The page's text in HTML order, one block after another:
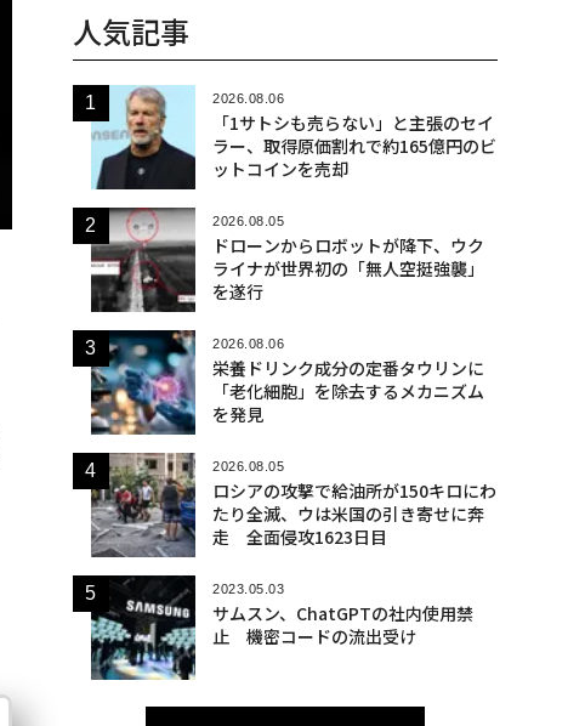
人気記事
2026.08.06
「1サトシも売らない」と主張のセイ
ラー、取得原価割れで約165億円のビ
ットコインを売却
2026.08.05
ドローンからロボットが降下、ウク
ライナが世界初の「無人空挺強襲」
を遂行
2026.08.06
栄養ドリンク成分の定番タウリンに
「老化細胞」を除去するメカニズム
を発見
2026.08.05
ロシアの攻撃で給油所が150キロにわ
たり全滅、ウは米国の引き寄せに奔
走 全面侵攻1623日目
2023.05.03
サムスン、ChatGPTの社内使用禁
止 機密コードの流出受け